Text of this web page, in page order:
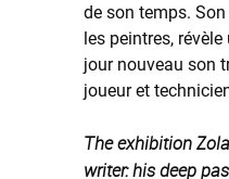
de son temps.
les peintres,
jour nouveau son
joueur et
The exhibition
writer: his deep